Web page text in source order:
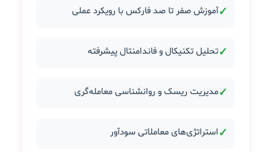
✓آموزش صفر تا صد فارکس با رویکرد عملی
✓تحلیل تکنیکال و فاندامنتال پیشرفته
✓مدیریت ریسک و روانشناسی معامله‌گری
✓استراتژی‌های معاملاتی سودآور